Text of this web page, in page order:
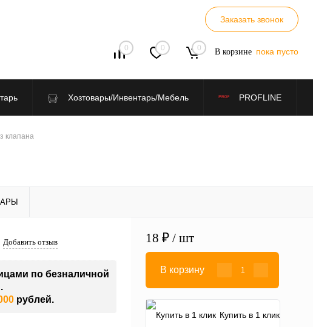
Заказать звонок
0 0 0 В корзине пока пусто
Хозтовары/Инвентарь/Мебель PROFLINE
клапана
Добавить отзыв
по безналичной
рублей.
18 ₽ / шт
В корзину
Купить в 1 клик